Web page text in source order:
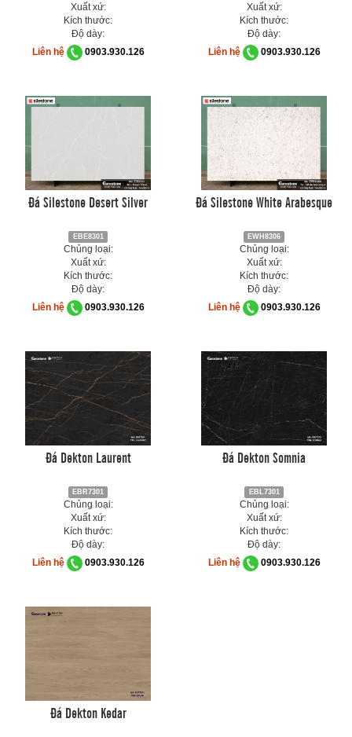
Xuất xứ:
Kích thước:
Độ dày:
Liên hệ
0903.930.126
Xuất xứ:
Kích thước:
Độ dày:
Liên hệ
0903.930.126
Đá Silestone Desert Silver
EBE8301
Chủng loại:
Xuất xứ:
Kích thước:
Độ dày:
Liên hệ
0903.930.126
Đá Silestone White Arabesque
EWH8306
Chủng loại:
Xuất xứ:
Kích thước:
Độ dày:
Liên hệ
0903.930.126
Đá Dekton Laurent
EBR7301
Chủng loại:
Xuất xứ:
Kích thước:
Độ dày:
Liên hệ
0903.930.126
Đá Dekton Somnia
EBL7301
Chủng loại:
Xuất xứ:
Kích thước:
Độ dày:
Liên hệ
0903.930.126
Đá Dekton Kedar